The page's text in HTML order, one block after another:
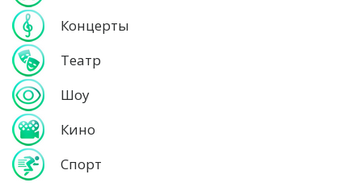
Концерты
Театр
Шоу
Кино
Спорт